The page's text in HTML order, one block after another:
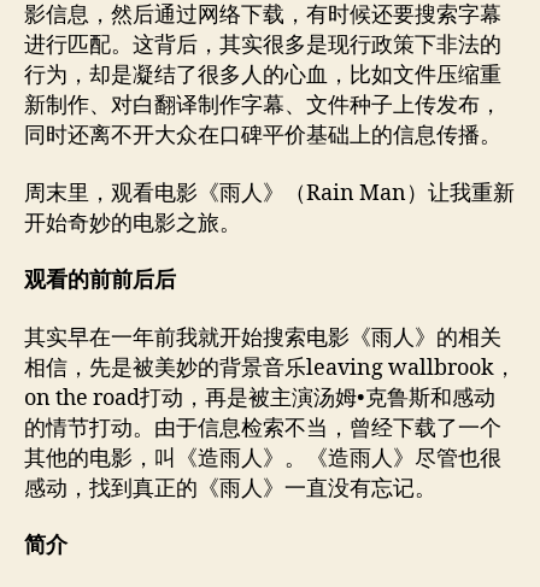
影信息，然后通过网络下载，有时候还要搜索字幕
进行匹配。这背后，其实很多是现行政策下非法的
行为，却是凝结了很多人的心血，比如文件压缩重
新制作、对白翻译制作字幕、文件种子上传发布，
同时还离不开大众在口碑平价基础上的信息传播。
周末里，观看电影《雨人》（Rain Man）让我重新
开始奇妙的电影之旅。
观看的前前后后
其实早在一年前我就开始搜索电影《雨人》的相关
相信，先是被美妙的背景音乐leaving wallbrook，
on the road打动，再是被主演汤姆•克鲁斯和感动
的情节打动。由于信息检索不当，曾经下载了一个
其他的电影，叫《造雨人》。《造雨人》尽管也很
感动，找到真正的《雨人》一直没有忘记。
简介